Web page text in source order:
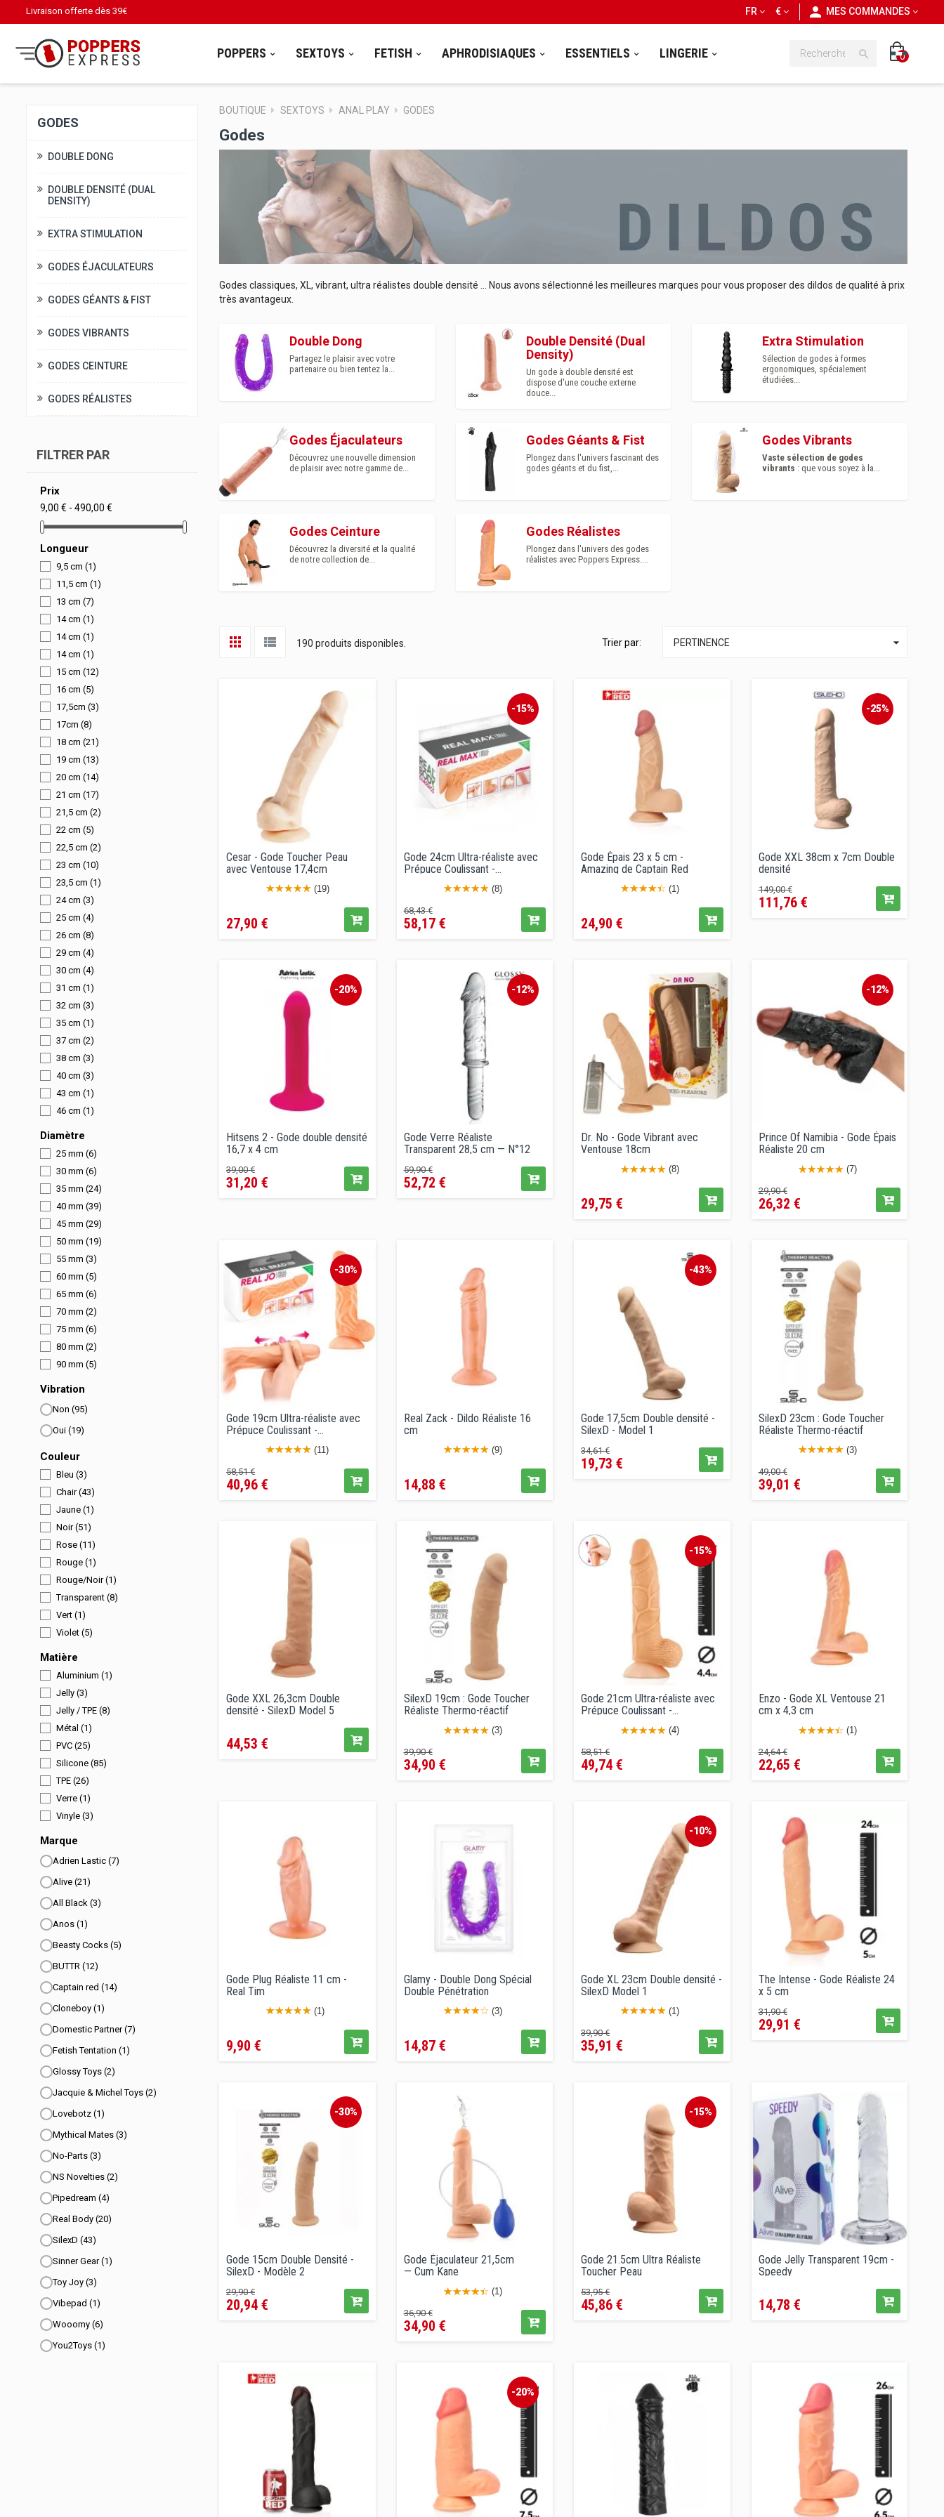
Livraison offerte dès 39€ personnMES COMMANDES
€
FR
POPPERS SEXTOYS FETISH APHRODISIAQUES ESSENTIELS LINGERIE  0
GODES
DOUBLE DONG
DOUBLE DENSITÉ (DUAL
DENSITY)
EXTRA STIMULATION
GODES ÉJACULATEURS
GODES GÉANTS & FIST
GODES VIBRANTS
GODES CEINTURE
GODES RÉALISTES
FILTRER PAR
Prix
9,00 € - 490,00 €
Longueur
9,5 cm (1)
11,5 cm (1)
13 cm (7)
14 cm (1)
14 cm (1)
14 cm (1)
15 cm (12)
16 cm (5)
17,5cm (3)
17cm (8)
18 cm (21)
19 cm (13)
20 cm (14)
21 cm (17)
21,5 cm (2)
22 cm (5)
22,5 cm (2)
23 cm (10)
23,5 cm (1)
24 cm (3)
25 cm (4)
26 cm (8)
29 cm (4)
30 cm (4)
31 cm (1)
32 cm (3)
35 cm (1)
37 cm (2)
38 cm (3)
40 cm (3)
43 cm (1)
46 cm (1)
Diamètre
25 mm (6)
30 mm (6)
35 mm (24)
40 mm (39)
45 mm (29)
50 mm (19)
55 mm (3)
60 mm (5)
65 mm (6)
70 mm (2)
75 mm (6)
80 mm (2)
90 mm (5)
Vibration
Non (95)
Oui (19)
Couleur
Bleu (3)
Chair(43)
Jaune (1)
Noir(51)
Rose (11)
Rouge (1)
Rouge/Noir(1)
Transparent (8)
Vert (1)
Violet (5)
Matière
Aluminium (1)
Jelly (3)
Jelly / TPE (8)
Métal (1)
PVC (25)
Silicone (85)
TPE (26)
Verre (1)
Vinyle (3)
Marque
Adrien Lastic (7)
Alive (21)
All Black (3)
Anos (1)
Beasty Cocks (5)
BUTTR (12)
Captain red (14)
Cloneboy (1)
Domestic Partner(7)
Fetish Tentation (1)
Glossy Toys (2)
Jacquie & Michel Toys (2)
Lovebotz (1)
Mythical Mates (3)
No-Parts (3)
NS Novelties (2)
Pipedream (4)
Real Body (20)
SilexD (43)
Sinner Gear(1)
Toy Joy (3)
Vibepad (1)
Wooomy (6)
You2Toys (1)
BOUTIQUE SEXTOYS ANAL PLAY GODES
Godes
Godes classiques, XL, vibrant, ultra réalistes double densité ... Nous avons sélectionné les meilleures marques pour vous proposer des dildos de qualité à prix
très avantageux.
Double Dong
Partagez le plaisir avec votre
partenaire ou bien tentez la...
Double Densité (Dual
Density)
Un gode à double densité est
dispose d'une couche externe
douce...
Extra Stimulation
Sélection de godes à formes
ergonomiques, spécialement
étudiées...
Godes Éjaculateurs
Découvrez une nouvelle dimension
de plaisir avec notre gamme de...
Godes Géants & Fist
Plongez dans l'univers fascinant des
godes géants et du fist,...
Godes Vibrants
Vaste sélection de godes
vibrants : que vous soyez à la...
Godes Ceinture
Découvrez la diversité et la qualité
de notre collection de...
Godes Réalistes
Plongez dans l'univers des godes
réalistes avec Poppers Express....
190 produits disponibles. Trier par: PERTINENCE 
Cesar - Gode Toucher Peau
avec Ventouse 17,4cm
(19)
27,90 €
-15%
Gode 24cm Ultra-réaliste avec
Prépuce Coulissant -...
(8)
Prix
de
68,43 €Prix
58,17 €
Gode Épais 23 x 5 cm -
Amazing de Captain Red
(1)
24,90 €
-25%
Gode XXL 38cm x 7cm Double
densité
Prix
de
149,00 €Prix
111,76 €
-20%
Hitsens 2 - Gode double densité
16,7 x 4 cm
Prix
de
39,00 €Prix
31,20 €
-12%
Gode Verre Réaliste
Transparent 28,5 cm — N°12
Prix
de
59,90 €Prix
52,72 €
Dr. No - Gode Vibrant avec
Ventouse 18cm
(8)
29,75 €
-12%
Prince Of Namibia - Gode Épais
Réaliste 20 cm
(7)
Prix
de
29,90 €Prix
26,32 €
-30%
Gode 19cm Ultra-réaliste avec
Prépuce Coulissant -...
(11)
Prix
de
58,51 €Prix
40,96 €
Real Zack - Dildo Réaliste 16
cm
(9)
14,88 €
-43%
Gode 17,5cm Double densité -
SilexD - Model 1
Prix
de
34,61 €Prix
19,73 €
SilexD 23cm : Gode Toucher
Réaliste Thermo-réactif
(3)
Prix
de
49,00 €Prix
39,01 €
Gode XXL 26,3cm Double
densité - SilexD Model 5
44,53 €
SilexD 19cm : Gode Toucher
Réaliste Thermo-réactif
(3)
Prix
de
39,90 €Prix
34,90 €
-15%
Gode 21cm Ultra-réaliste avec
Prépuce Coulissant -...
(4)
Prix
de
58,51 €Prix
49,74 €
Enzo - Gode XL Ventouse 21
cm x 4,3 cm
(1)
Prix
de
24,64 €Prix
22,65 €
Gode Plug Réaliste 11 cm -
Real Tim
(1)
9,90 €
Glamy - Double Dong Spécial
Double Pénétration
(3)
14,87 €
-10%
Gode XL 23cm Double densité -
SilexD Model 1
(1)
Prix
de
39,90 €Prix
35,91 €
The Intense - Gode Réaliste 24
x 5 cm
Prix
de
31,90 €Prix
29,91 €
-30%
Gode 15cm Double Densité -
SilexD - Modèle 2
Prix
de
29,90 €Prix
20,94 €
Gode Éjaculateur 21,5cm
— Cum Kane
(1)
Prix
de
36,90 €Prix
34,90 €
-15%
Gode 21.5cm Ultra Réaliste
Toucher Peau
Prix
de
53,95 €Prix
45,86 €
Gode Jelly Transparent 19cm -
Speedy
14,78 €
-20%